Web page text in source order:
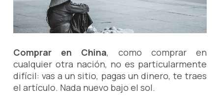
Comprar en China, como comprar en
cualquier otra nación, no es particularmente
difícil: vas a un sitio, pagas un dinero, te traes
el artículo. Nada nuevo bajo el sol.